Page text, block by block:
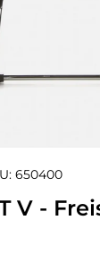
650400
V -